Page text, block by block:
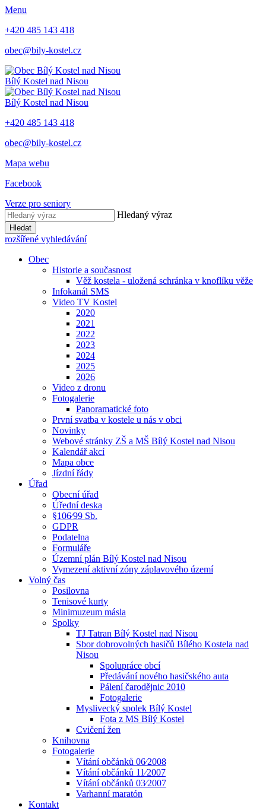
Menu
+420 485 143 418
obec@bily-kostel.cz
Bílý Kostel nad Nisou
Bílý Kostel nad Nisou
+420 485 143 418
obec@bily-kostel.cz
Mapa webu
Facebook
Verze pro seniory
Hledaný výraz
Hledat
rozšířené vyhledávání
Obec
Historie a současnost
Věž kostela - uložená schránka v knoflíku věže
Infokanál SMS
Video TV Kostel
2020
2021
2022
2023
2024
2025
2026
Video z dronu
Fotogalerie
Panoramatické foto
První svatba v kostele u nás v obci
Novinky
Webové stránky ZŠ a MŠ Bílý Kostel nad Nisou
Kalendář akcí
Mapa obce
Jízdní řády
Úřad
Obecní úřad
Úřední deska
§106⁄99 Sb.
GDPR
Podatelna
Formuláře
Územní plán Bílý Kostel nad Nisou
Vymezení aktivní zóny záplavového území
Volný čas
Posilovna
Tenisové kurty
Minimuzeum másla
Spolky
TJ Tatran Bílý Kostel nad Nisou
Sbor dobrovolných hasičů Bílého Kostela nad
Nisou
Spolupráce obcí
Předávání nového hasičského auta
Pálení čarodějnic 2010
Fotogalerie
Myslivecký spolek Bílý Kostel
Fota z MS Bílý Kostel
Cvičení žen
Knihovna
Fotogalerie
Vítání občánků 06⁄2008
Vítání občánků 11⁄2007
Vítání občánků 03⁄2007
Varhanní maratón
Kontakt